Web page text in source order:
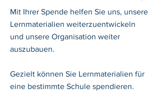
Mit Ihrer Spende helfen Sie uns, unsere
Lernmaterialien weiterzuentwickeln
und unsere Organisation weiter
auszubauen.
Gezielt können Sie Lernmaterialien für
eine bestimmte Schule spendieren.